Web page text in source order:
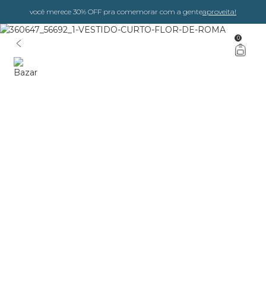
você merece 30% OFF pra comemorar com a genteaproveita!
0